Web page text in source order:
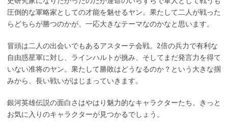
圧倒的な軍略家としての才能を魅せるヤン。果たして二人が戦った
らどちらが勝つのかが、一応大きなテーマなのかなと思います。
冒頭は二人の出会いでもあるアスターテ会戦。2倍の兵力で有利な
自由惑星軍に対し、ラインハルトが挑み、そしてまだ発言力を得て
いない准将のヤン。果たして勝敗はどうなるのか？という大きな掴
みから、長い戦いがはじまっていきます。
銀河英雄伝説の面白さはやはり魅力的なキャラクターたち。きっと
お気に入りのキャラクターが見つかるでしょう。